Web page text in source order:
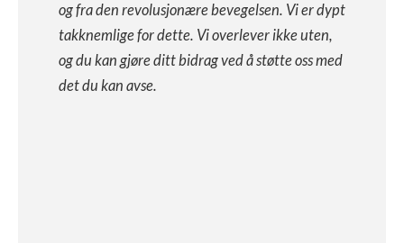
og fra den revolusjonære bevegelsen. Vi er dypt
takknemlige for dette. Vi overlever ikke uten,
og du kan gjøre ditt bidrag ved å støtte oss med
det du kan avse.